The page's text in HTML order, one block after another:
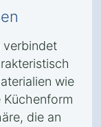
verbindet
wie
Küchenform
die an